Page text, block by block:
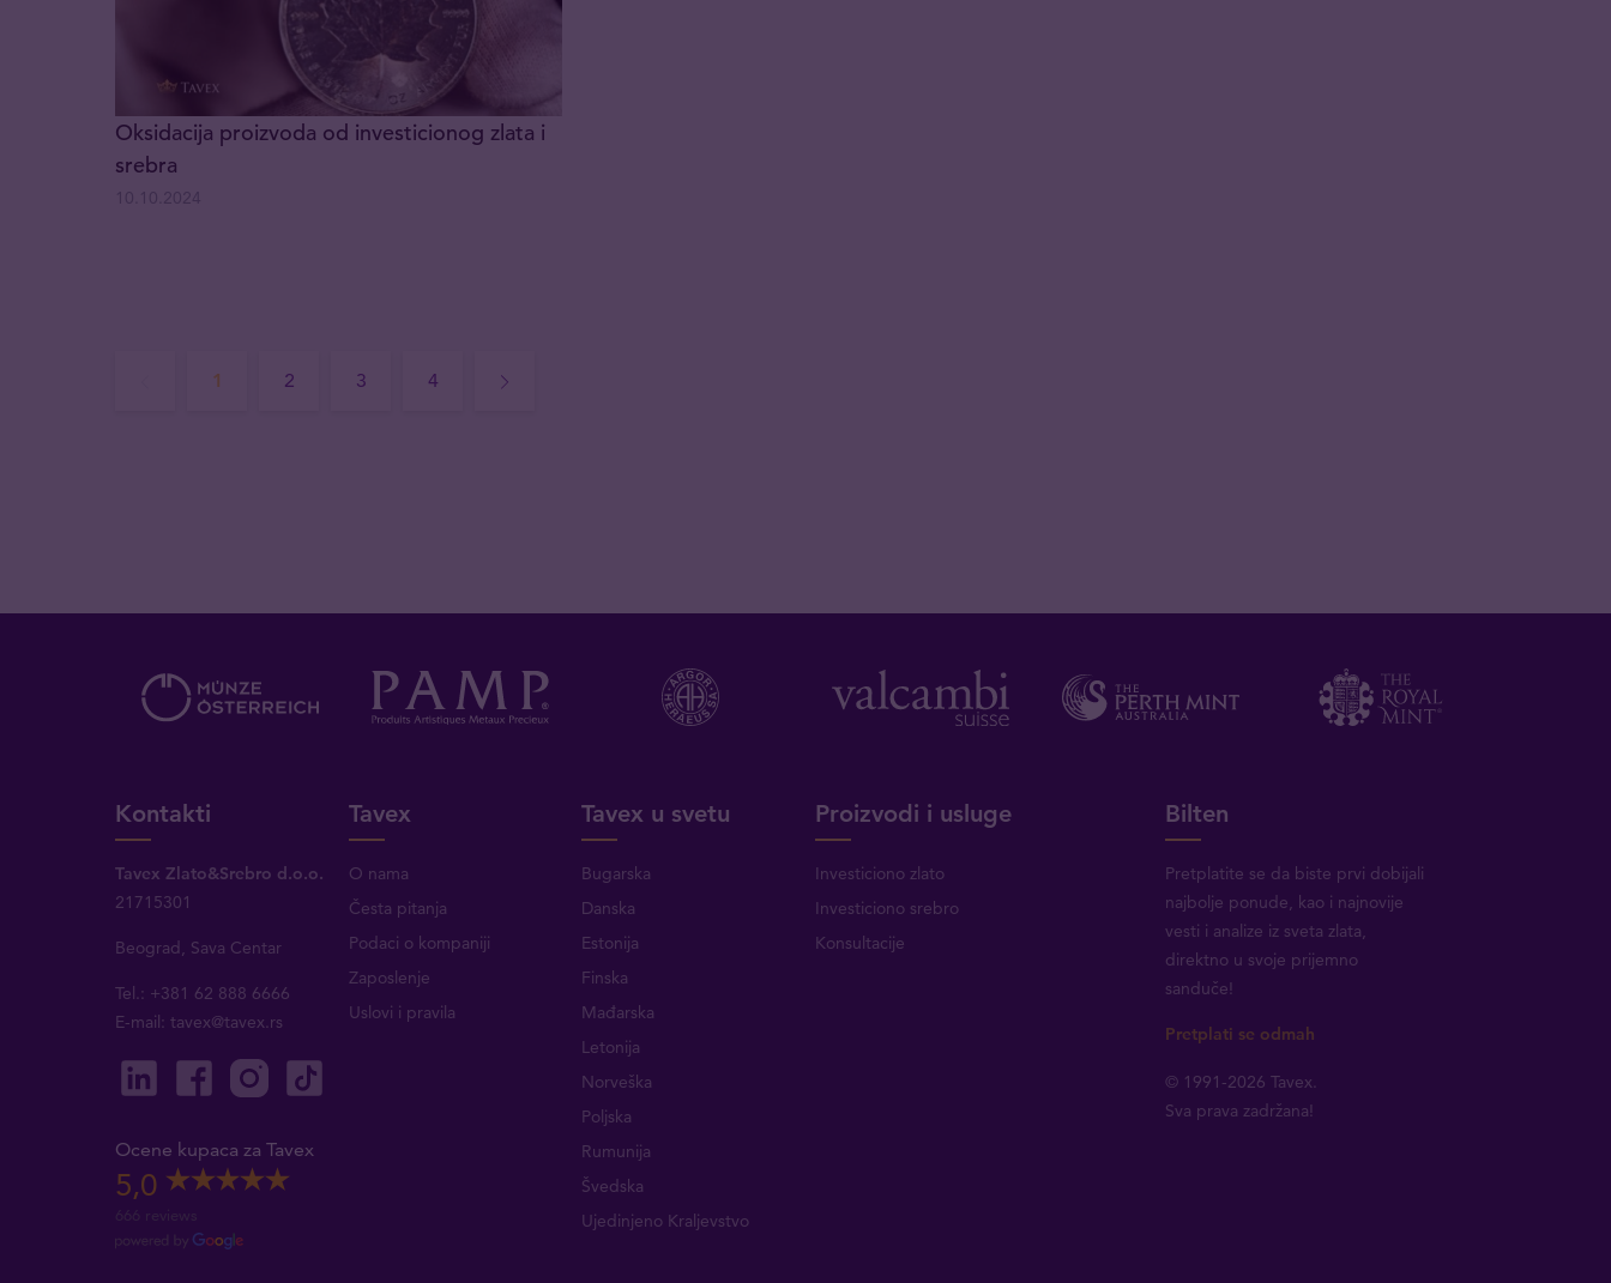
Oksidacija proizvoda od investicionog zlata i
srebra
1 2 3 4
Kontakti
Tavex Zlato&Srebro d.o.o.
21715301
Beograd, Sava Centar
Tel.: +381 62 888 6666
E-mail:tavex@tavex.rs
Ocene kupaca za Tavex
5,0
666 reviews
Tavex
O nama
Česta pitanja
Podaci o kompaniji
Zaposlenje
Uslovi i pravila
Tavex u svetu
Bugarska
Danska
Estonija
Finska
Mađarska
Letonija
Norveška
Poljska
Rumunija
Švedska
Ujedinjeno Kraljevstvo
Proizvodi i usluge
Investiciono zlato
Investiciono srebro
Konsultacije
Bilten
Pretplatite se da biste prvi dobijali
najbolje ponude, kao i najnovije
vesti i analize iz sveta zlata,
direktno u svoje prijemno
sanduče!
Pretplati se odmah
© 1991-2026 Tavex.
Sva prava zadržana!